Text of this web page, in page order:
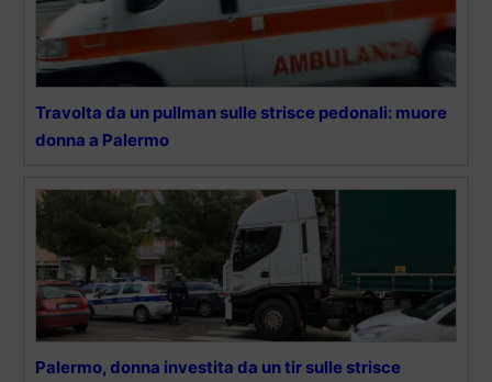
Travolta da un pullman sulle strisce pedonali: muore
donna a Palermo
Palermo, donna investita da un tir sulle strisce